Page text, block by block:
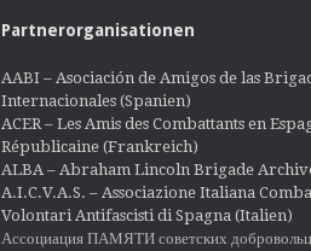
Partnerorganisationen
AABI – Asociación de Amigos de las
Internacionales (Spanien)
ACER – Les Amis des Combattants en
Républicaine (Frankreich)
ALBA – Abraham Lincoln Brigade
A.I.C.V.A.S. – Associazione Italiana
Volontari Antifascisti di Spagna (Italien)
Ассоциация ПАМЯТИ советских